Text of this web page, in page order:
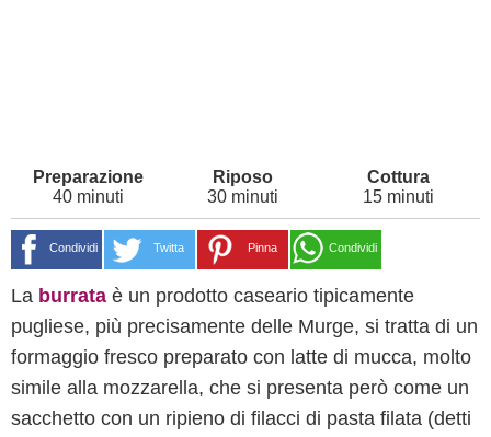
40 minuti 30 minuti 15 minuti
Condividi Twitta Pinna Condividi
La burrata è un prodotto caseario tipicamente
pugliese, più precisamente delle Murge, si tratta di un
formaggio fresco preparato con latte di mucca, molto
simile alla mozzarella, che si presenta però come un
sacchetto con un ripieno di filacci di pasta filata (detti